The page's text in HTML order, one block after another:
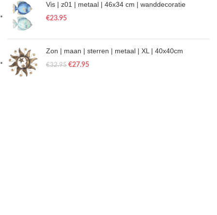
Vis | z01 | metaal | 46x34 cm | wanddecoratie
€23.95
Zon | maan | sterren | metaal | XL | 40x40cm
€32.95 €27.95